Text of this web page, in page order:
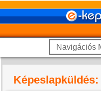
Képeslapküldés: